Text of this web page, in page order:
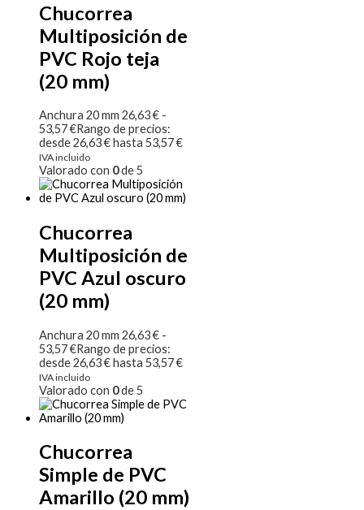
Chucorrea
Multiposición de
PVC Rojo teja
(20 mm)
Anchura 20 mm 26,63€ -
53,57€Rango de precios:
desde 26,63 € hasta 53,57 €
IVA incluido
Valorado con 0de 5
Chucorrea
Multiposición de
PVC Azul oscuro
(20 mm)
Anchura 20 mm 26,63€ -
53,57€Rango de precios:
desde 26,63 € hasta 53,57 €
IVA incluido
Valorado con 0de 5
Chucorrea
Simple de PVC
Amarillo (20 mm)